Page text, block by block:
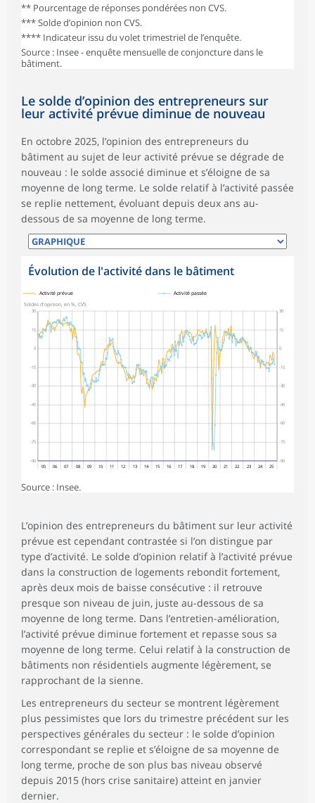
** Pourcentage de réponses pondérées non CVS.
*** Solde d’opinion non CVS.
**** Indicateur issu du volet trimestriel de l’enquête.
Source : Insee - enquête mensuelle de conjoncture dans le
bâtiment.
Le solde d’opinion des entrepreneurs sur
leur activité prévue diminue de nouveau
En octobre 2025, l’opinion des entrepreneurs du
bâtiment au sujet de leur activité prévue se dégrade de
nouveau : le solde associé diminue et s’éloigne de sa
moyenne de long terme. Le solde relatif à l’activité passée
se replie nettement, évoluant depuis deux ans au-
dessous de sa moyenne de long terme.
Évolution de l'activité dans le bâtiment
-90
-75
-60
-45
-30
-15
0
15
30
-90
-75
-60
-45
-30
-15
0
15
30
Soldes d'opinion, en %, CVS
05 06 07 08 09 10 11 12 13 14 15 16 17 18 19 20 21 22 23 24 25
Activité prévue Activité passée
Source : Insee.
L’opinion des entrepreneurs du bâtiment sur leur activité
prévue est cependant contrastée si l’on distingue par
type d’activité. Le solde d’opinion relatif à l’activité prévue
dans la construction de logements rebondit fortement,
après deux mois de baisse consécutive : il retrouve
presque son niveau de juin, juste au-dessous de sa
moyenne de long terme. Dans l’entretien-amélioration,
l’activité prévue diminue fortement et repasse sous sa
moyenne de long terme. Celui relatif à la construction de
bâtiments non résidentiels augmente légèrement, se
rapprochant de la sienne.
Les entrepreneurs du secteur se montrent légèrement
plus pessimistes que lors du trimestre précédent sur les
perspectives générales du secteur : le solde d’opinion
correspondant se replie et s’éloigne de sa moyenne de
long terme, proche de son plus bas niveau observé
depuis 2015 (hors crise sanitaire) atteint en janvier
dernier.